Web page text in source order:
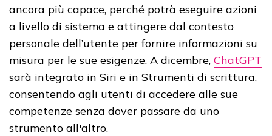
ancora più capace, perché potrà eseguire azioni
a livello di sistema e attingere dal contesto
personale dell’utente per fornire informazioni su
misura per le sue esigenze. A dicembre, ChatGPT
sarà integrato in Siri e in Strumenti di scrittura,
consentendo agli utenti di accedere alle sue
competenze senza dover passare da uno
strumento all'altro.